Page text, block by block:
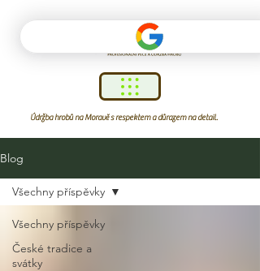
Údržba hrobů na Moravě s respektem a důrazem na detail.
Blog
Všechny příspěvky
České tradice a
svátky
Všechny příspěvky